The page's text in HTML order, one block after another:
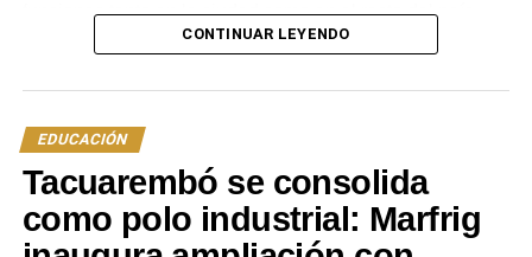
funciones tanto en la ciudad como en el resto del país.
Según explicó Olivera Prietto, la planificación de los
tendrá continuidad durante todo el año escolar.
La agenda de trabajo se sostiene sobre dos pilares
fundamentales. Por un lado, se está realizando un
exhaustivo rescate de la memoria institucional,
retomando investigaciones que datan de la celebración
CONTINUAR LEYENDO
EDUCACIÓN
Tacuarembó se consolida
como polo industrial: Marfrig